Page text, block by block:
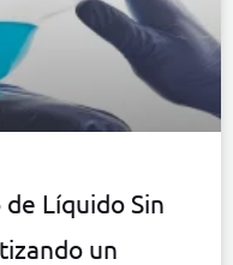
Líquido Sin
un